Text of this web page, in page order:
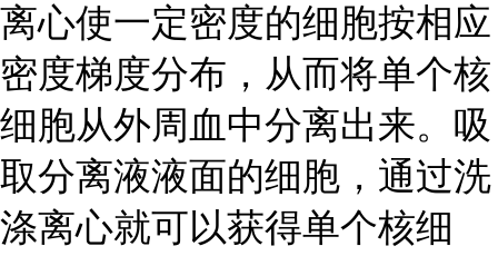
离心使一定密度的细胞按相应
密度梯度分布，从而将单个核
细胞从外周血中分离出来。吸
取分离液液面的细胞，通过洗
涤离心就可以获得单个核细